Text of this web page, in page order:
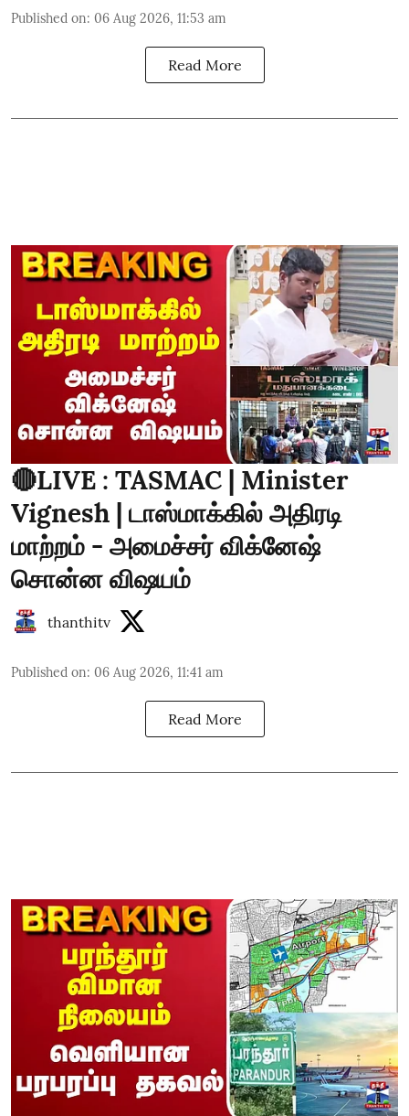
Published on: 06 Aug 2026, 11:53 am
Read More
🔴LIVE : TASMAC | Minister
Vignesh | டாஸ்மாக்கில் அதிரடி
மாற்றம் - அமைச்சர் விக்னேஷ்
சொன்ன விஷயம்
thanthitv
Published on: 06 Aug 2026, 11:41 am
Read More